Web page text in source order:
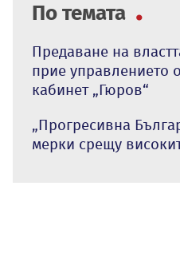
По темата
Предаване на
прие управлението
кабинет „Гюров“
„Прогресивна
мерки срещу